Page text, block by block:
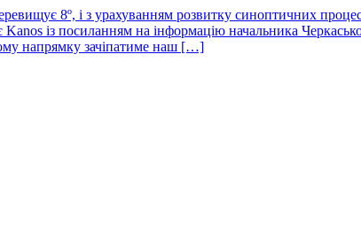
8º, і з урахуванням розвитку синоптичних
із посиланням на інформацію начальника
напрямку зачіпатиме наш […]